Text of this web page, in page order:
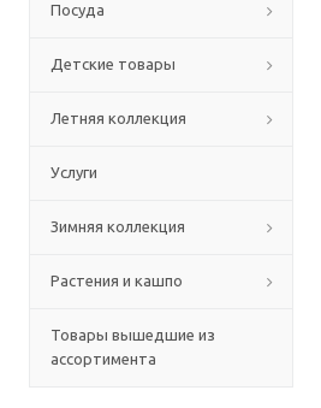
Посуда
Детские товары
Летняя коллекция
Услуги
Зимняя коллекция
Растения и кашпо
Товары вышедшие из
ассортимента